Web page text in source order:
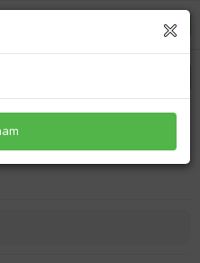
Çeki· Demi·ri· Kapağı